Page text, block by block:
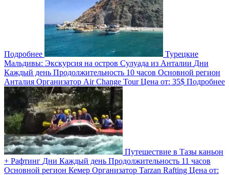
Подробнее
Турецкие
Мальдивы: Экскурсия на остров Сулуада из Анталии Дни
Каждый день Продолжительность 10 часов Основной регион
Анталия Организатор Air Change TourЦена от: 35$ Подробнее
Путешествие в Тазы каньон
+ Рафтинг Дни Каждый день Продолжительность 11 часов
Основной регион Кемер Организатор Tarzan Rafting Цена от: